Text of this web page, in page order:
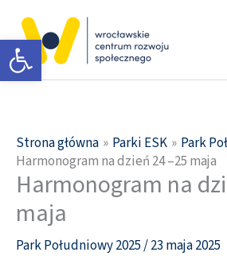
Otwórz pasek narzędzi
treści
Strona główna Parki ESK
Park
Harmonogram na dzień 24 –25 maja
Harmonogram na
maja
Park Południowy 2025/23 maja 2025